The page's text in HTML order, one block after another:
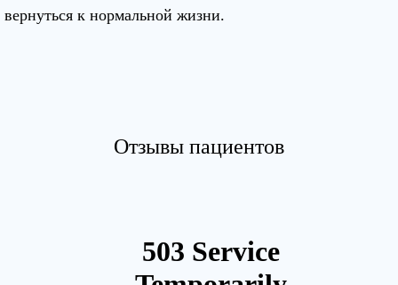
вернуться к нормальной жизни.
Отзывы пациентов